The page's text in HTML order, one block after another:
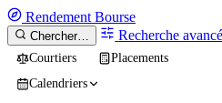
Rendement Bourse
Chercher… Recherche
Courtiers
Placements
Calendriers